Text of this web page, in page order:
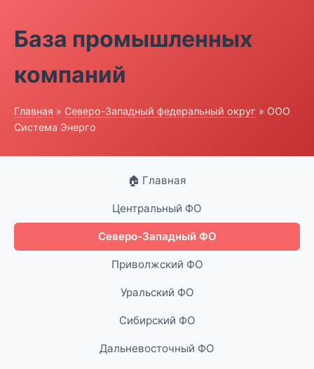
База промышленных
компаний
Главная » Северо-Западный федеральный округ » ООО
Система Энерго
🏠 Главная
Центральный ФО
Северо-Западный ФО
Приволжский ФО
Уральский ФО
Сибирский ФО
Дальневосточный ФО